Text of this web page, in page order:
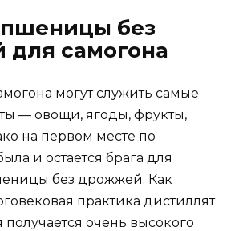
пшеницы без
самогона
могут служить самые
— овощи, ягоды, фрукты,
на первом месте по
и остается брага для
без дрожжей. Как
практика дистиллят
получается очень высокого